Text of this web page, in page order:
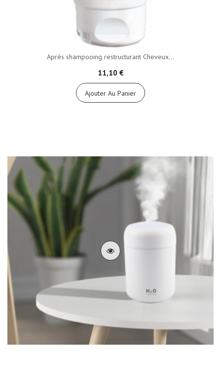
Après shampooing restructurant Cheveux...
11,10 €
Ajouter Au Panier